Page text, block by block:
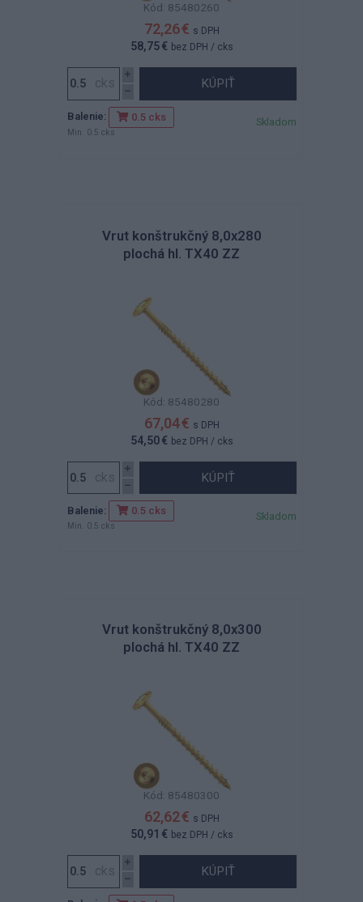
Kód: 85480260
72,26 € s DPH
58,75 € bez DPH / cks
KÚPIŤ
Balenie: 0.5 cks
Min. 0.5 cks
Skladom
Vrut konštrukčný 8,0x280
plochá hl. TX40 ZZ
Kód: 85480280
67,04 € s DPH
54,50 € bez DPH / cks
KÚPIŤ
Balenie: 0.5 cks
Min. 0.5 cks
Skladom
Vrut konštrukčný 8,0x300
plochá hl. TX40 ZZ
Kód: 85480300
62,62 € s DPH
50,91 € bez DPH / cks
KÚPIŤ